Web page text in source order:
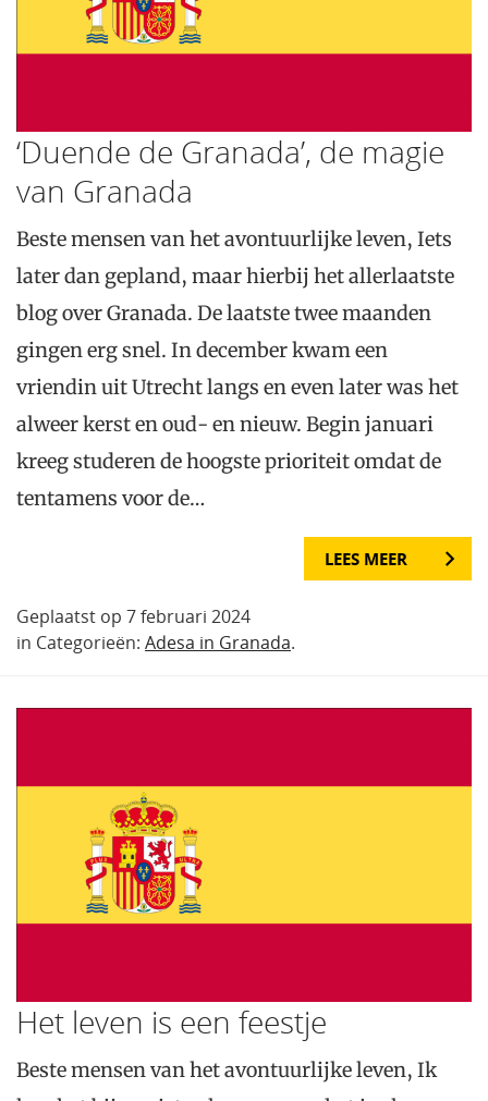
‘Duende de Granada’, de magie
van Granada
Beste mensen van het avontuurlijke leven, Iets
later dan gepland, maar hierbij het allerlaatste
blog over Granada. De laatste twee maanden
gingen erg snel. In december kwam een
vriendin uit Utrecht langs en even later was het
alweer kerst en oud- en nieuw. Begin januari
kreeg studeren de hoogste prioriteit omdat de
tentamens voor de…
LEES MEER
Geplaatst op 7 februari 2024
in Categorieën: Adesa in Granada.
Het leven is een feestje
Beste mensen van het avontuurlijke leven, Ik